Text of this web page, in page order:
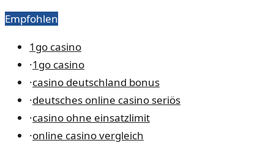
die aktuellen Entwicklungen und welche Aktien dabei
profitieren können.
Empfohlen
1go casino
·1go casino
·casino deutschland bonus
·deutsches online casino seriös
·casino ohne einsatzlimit
·online casino vergleich